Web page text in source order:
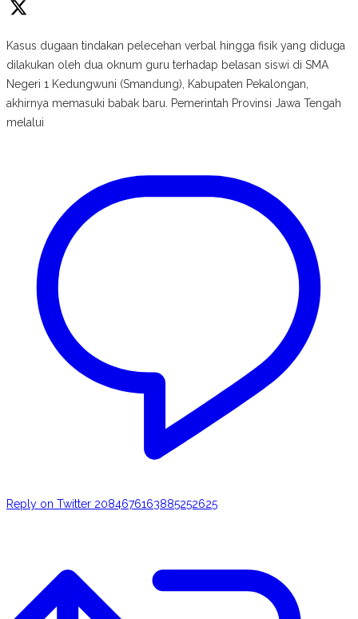
Kasus dugaan tindakan pelecehan verbal hingga fisik yang diduga
dilakukan oleh dua oknum guru terhadap belasan siswi di SMA
Negeri 1 Kedungwuni (Smandung), Kabupaten Pekalongan,
akhirnya memasuki babak baru. Pemerintah Provinsi Jawa Tengah
melalui
Reply on Twitter 2084676163885252625